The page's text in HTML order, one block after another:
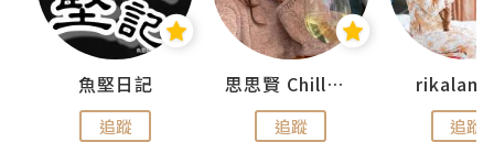
魚堅日記
追蹤
思思賢 ChillMyBabe
追蹤 追蹤